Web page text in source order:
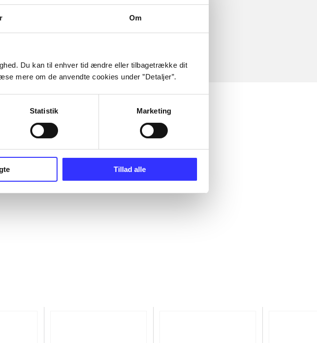
Om
Du kan til enhver tid ændre eller tilbagetrække dit
mere om de anvendte cookies under ”Detaljer”.
Statistik Marketing
Tillad alle